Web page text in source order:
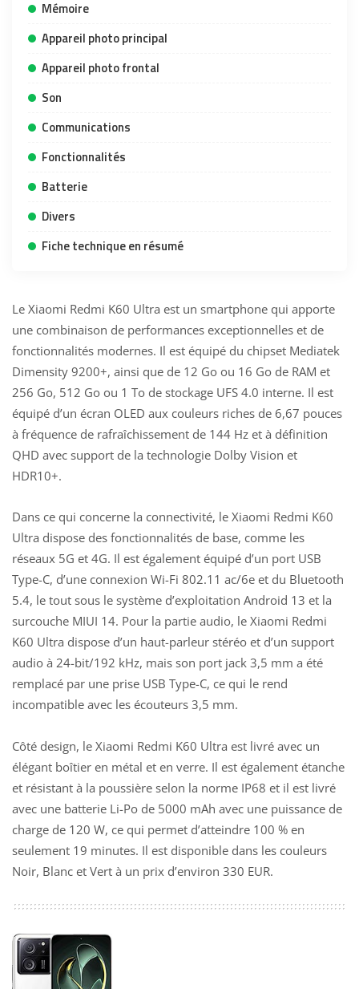
Mémoire
Appareil photo principal
Appareil photo frontal
Son
Communications
Fonctionnalités
Batterie
Divers
Fiche technique en résumé
Le Xiaomi Redmi K60 Ultra est un smartphone qui apporte
une combinaison de performances exceptionnelles et de
fonctionnalités modernes. Il est équipé du chipset Mediatek
Dimensity 9200+, ainsi que de 12 Go ou 16 Go de RAM et
256 Go, 512 Go ou 1 To de stockage UFS 4.0 interne. Il est
équipé d’un écran OLED aux couleurs riches de 6,67 pouces
à fréquence de rafraîchissement de 144 Hz et à définition
QHD avec support de la technologie Dolby Vision et
HDR10+.
Dans ce qui concerne la connectivité, le Xiaomi Redmi K60
Ultra dispose des fonctionnalités de base, comme les
réseaux 5G et 4G. Il est également équipé d’un port USB
Type-C, d’une connexion Wi-Fi 802.11 ac/6e et du Bluetooth
5.4, le tout sous le système d’exploitation Android 13 et la
surcouche MIUI 14. Pour la partie audio, le Xiaomi Redmi
K60 Ultra dispose d’un haut-parleur stéréo et d’un support
audio à 24-bit/192 kHz, mais son port jack 3,5 mm a été
remplacé par une prise USB Type-C, ce qui le rend
incompatible avec les écouteurs 3,5 mm.
Côté design, le Xiaomi Redmi K60 Ultra est livré avec un
élégant boîtier en métal et en verre. Il est également étanche
et résistant à la poussière selon la norme IP68 et il est livré
avec une batterie Li-Po de 5000 mAh avec une puissance de
charge de 120 W, ce qui permet d’atteindre 100 % en
seulement 19 minutes. Il est disponible dans les couleurs
Noir, Blanc et Vert à un prix d’environ 330 EUR.